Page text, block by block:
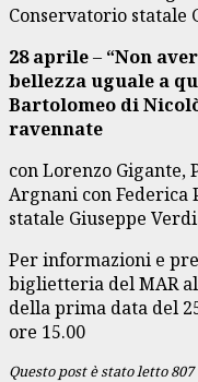
Conservatorio statale
28 aprile– “Non
bellezza uguale a
Bartolomeo di
ravennate
con Lorenzo Gigante,
Argnani con Federica
statale Giuseppe
Per informazioni e
biglietteria del MAR
della prima data del
ore 15.00
Questo post è stato letto